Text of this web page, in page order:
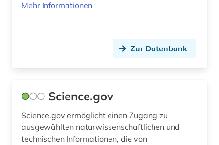
Mehr Informationen
Zur Datenbank
Science.gov
Science.gov ermöglicht einen Zugang zu
ausgewählten naturwissenschaftlichen und
technischen Informationen, die von